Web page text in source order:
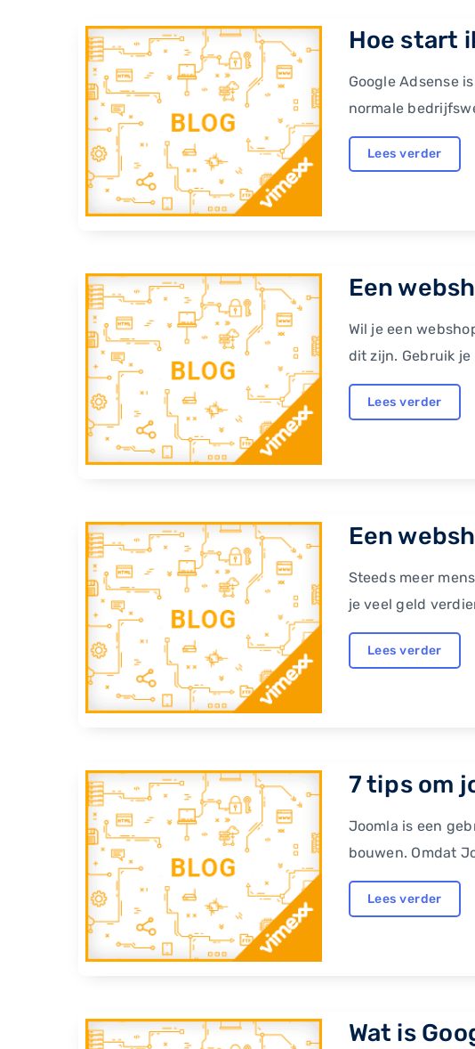
Hoe start
Google Adsense
normale
Lees verder
Een
Wil je een
dit zijn. Gebruik
Lees verder
Een
Steeds meer
je veel geld
Lees verder
7 tips om
Joomla is een
bouwen. Omdat
Lees verder
Wat is